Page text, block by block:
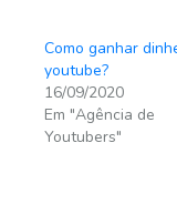
Como ganhar
youtube?
16/09/2020
Em "Agência de
Youtubers"